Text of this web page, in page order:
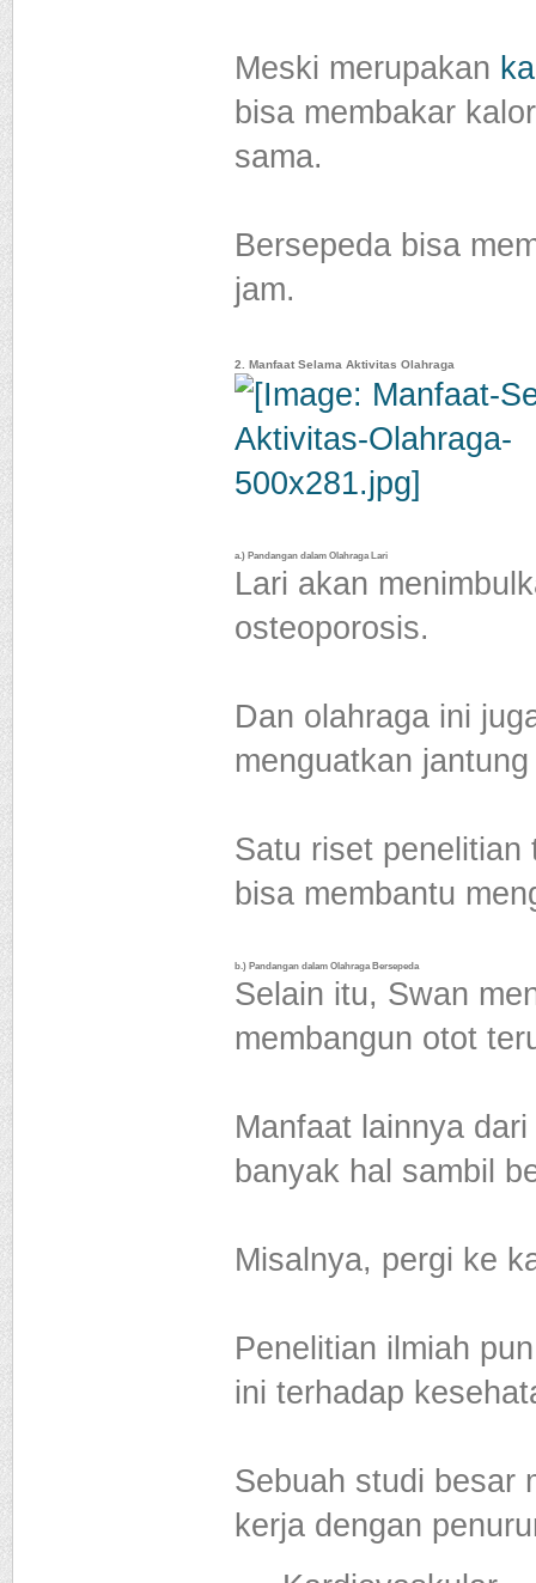
Meski merupakan
bisa membakar
sama.
Bersepeda bisa
jam.
2. Manfaat Selama Aktivitas Olahraga
a.) Pandangan dalam Olahraga Lari
Lari akan
osteoporosis.
Dan olahraga ini
menguatkan
Satu riset penelitian
bisa membantu
b.) Pandangan dalam Olahraga Bersepeda
Selain itu, Swan
membangun otot
Manfaat lainnya
banyak hal sambil
Misalnya, pergi ke
Penelitian ilmiah
ini terhadap
Sebuah studi besar
kerja dengan